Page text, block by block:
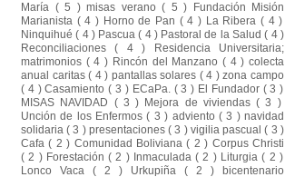
María ( 5 ) misas verano ( 5 )
Fundación Misión
Marianista ( 4 ) Horno de Pan ( 4 ) La Ribera( 4 )
Ninquihué( 4 ) Pascua( 4 ) Pastoral de la Salud( 4 )
Reconciliaciones( 4 )
Residencia Universitaria;
matrimonios ( 4 ) Rincón del Manzano ( 4 )colecta
anual caritas( 4 ) pantallas solares ( 4 )zona campo
( 4 )Casamiento( 3 ) ECaPa. ( 3 ) El Fundador ( 3 )
MISAS NAVIDAD ( 3 ) Mejora de viviendas( 3 )
Unción de los Enfermos( 3 ) adviento ( 3 )navidad
solidaria( 3 ) presentaciones( 3 ) vigilia pascual( 3 )
Cafa( 2 ) Comunidad Boliviana( 2 ) Corpus Christi
( 2 ) Forestación( 2 ) Inmaculada( 2 ) Liturgia( 2 )
Lonco Vaca ( 2 ) Urkupiña ( 2 ) bicentenario